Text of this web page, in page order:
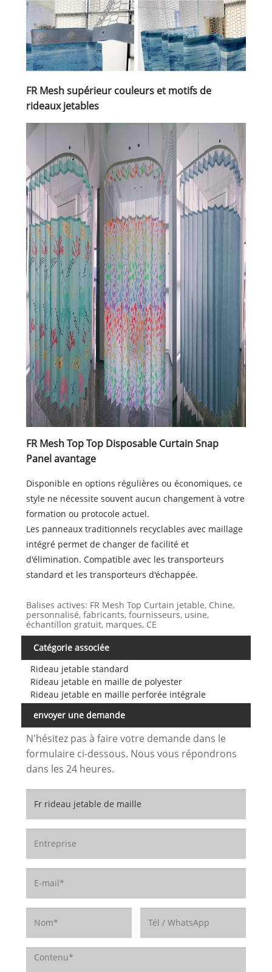
FR Mesh supérieur couleurs et motifs de
rideaux jetables
FR Mesh Top Top Disposable Curtain Snap
Panel avantage
Disponible en options régulières ou économiques, ce
style ne nécessite souvent aucun changement à votre
formation ou protocole actuel.
Les panneaux traditionnels recyclables avec maillage
intégré permet de changer de facilité et
d'élimination. Compatible avec les transporteurs
standard et les transporteurs d'échappée.
Balises actives: FR Mesh Top Curtain jetable, Chine,
personnalisé, fabricants, fournisseurs, usine,
échantillon gratuit, marques, CE
Catégorie associée
Rideau jetable standard
Rideau jetable en maille de polyester
Rideau jetable en maille perforée intégrale
envoyer une demande
N'hésitez pas à faire votre demande dans le
formulaire ci-dessous. Nous vous répondrons
dans les 24 heures.